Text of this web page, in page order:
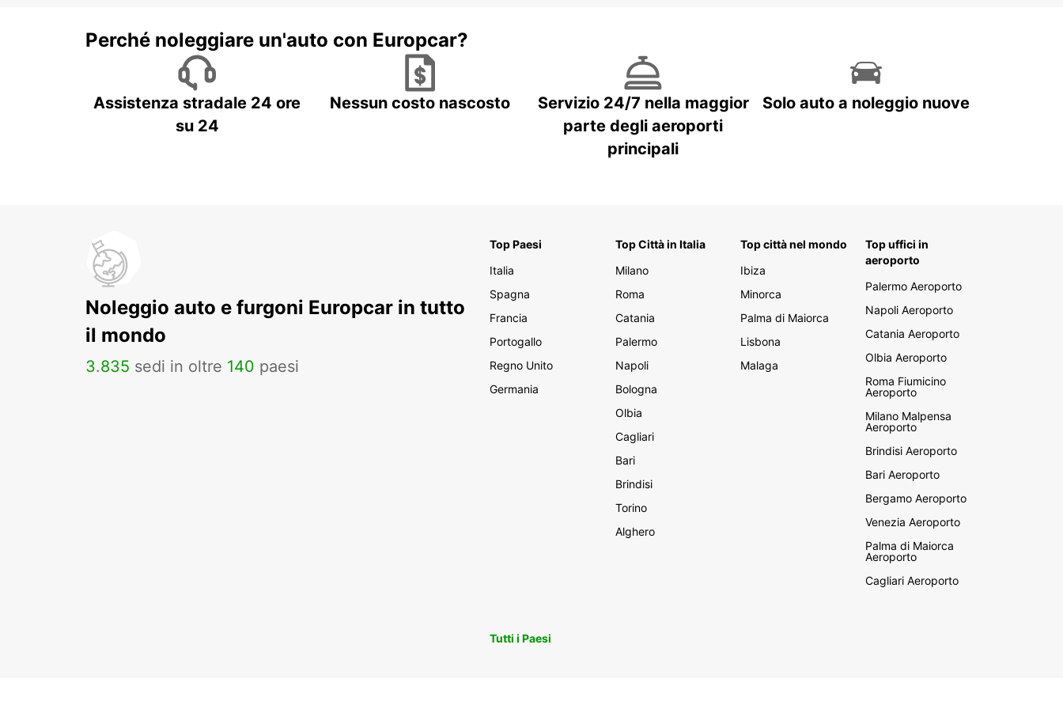
culturale davvero molto ricca e variegata. Gli amanti
della gastronomia non resteranno delusi, poiché questa
città cosmopolita offre una vasta scelta di stili culinari
deliziosi. Concediti il lusso del Belga Queen o de La
Marée, oppure opta per una specialità locale autentica
con un cono di patatine fritte, da gustare
Perché noleggiare un'auto con Europcar?
Assistenza stradale 24 ore
su 24
Nessun costo nascosto
Servizio 24/7 nella maggior
parte degli aeroporti
principali
Solo auto a noleggio nuove
Noleggio auto e furgoni Europcar in tutto
il mondo
3.835 sedi in oltre 140 paesi
Top Paesi
Italia
Spagna
Francia
Portogallo
Regno Unito
Germania
Top Città in Italia
Milano
Roma
Catania
Palermo
Napoli
Bologna
Olbia
Cagliari
Bari
Brindisi
Torino
Alghero
Top città nel mondo
Ibiza
Minorca
Palma di Maiorca
Lisbona
Malaga
Top uffici in
aeroporto
Palermo Aeroporto
Napoli Aeroporto
Catania Aeroporto
Olbia Aeroporto
Roma Fiumicino
Aeroporto
Milano Malpensa
Aeroporto
Brindisi Aeroporto
Bari Aeroporto
Bergamo Aeroporto
Venezia Aeroporto
Palma di Maiorca
Aeroporto
Cagliari Aeroporto
Tutti i Paesi